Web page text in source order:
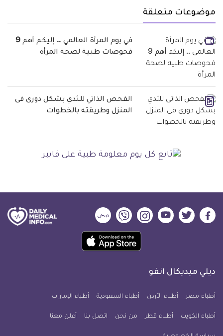
موضوعات متعلقة
في يوم المرأة العالمي .. إليكم أهم 9
فحوصات طبية لصحة المرأة
الفحص الذاتي للثدي بشكل دورى فى
المنزل وطريقته بالخطوات
ديلي
فيسبوك
ديلي
تويتر
ديلي
ميديكال
يوتيوب
ديلي
ميديكال
انفو
ديلي
ميديكال
انفو
ديلي
ميديكال
انفو
حمل
تطبيق
معلومة
للآيفون
ديلي ميديكال انفو
أطباء مصر أطباء الأردن أطباء السعودية أطباء الإمارات
أطباء الكويت أطباء قطر من نحن اتصل بنا أعلن معنا